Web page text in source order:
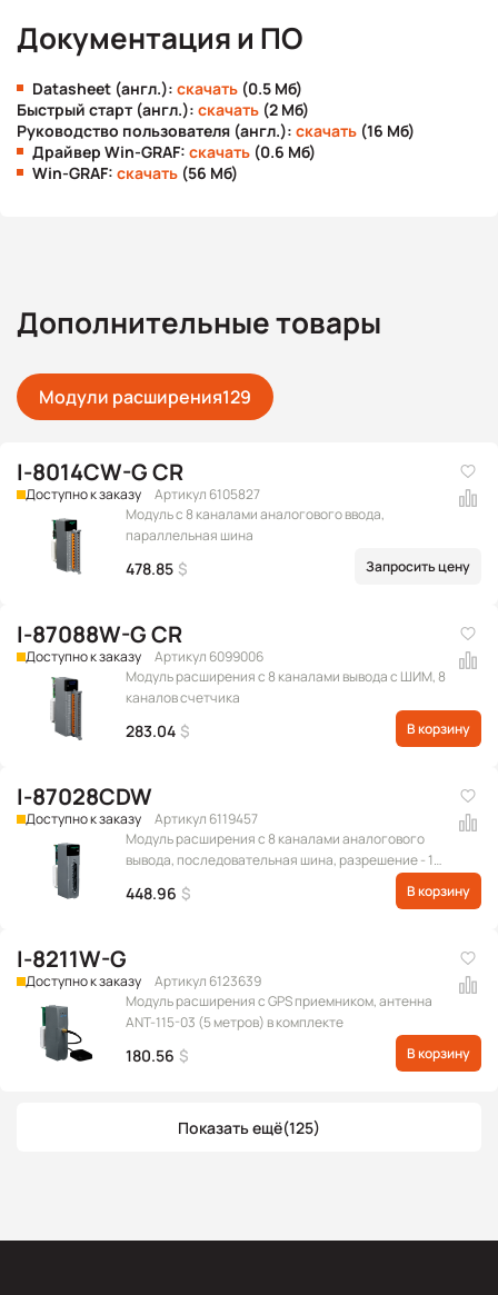
Документация и ПО
Datasheet (англ.): скачать (0.5 Мб)
Быстрый старт (англ.): скачать (2 Мб)
Руководство пользователя (англ.): скачать (16 Мб)
Драйвер Win-GRAF: скачать (0.6 Мб)
Win-GRAF: скачать (56 Мб)
Дополнительные товары
Модули расширения129
I-8014CW-G CR
Доступно к заказу
Артикул 6105827
Модуль с 8 каналами аналогового ввода,
параллельная шина
478.85 $ Запросить цену
I-87088W-G CR
Доступно к заказу
Артикул 6099006
Модуль расширения c 8 каналами вывода с ШИМ, 8
каналов счетчика
283.04 $ В корзину
I-87028CDW
Доступно к заказу
Артикул 6119457
Модуль расширения с 8 каналами аналогового
вывода, последовательная шина, разрешение - 12
бит, с межканальной изоляцией (Диапазон
выходных сигналов: 0 ~ +20 мА, +4 ~ +20 мА)
448.96 $ В корзину
I-8211W-G
Доступно к заказу
Артикул 6123639
Модуль расширения с GPS приемником, антенна
ANT-115-03 (5 метров) в комплекте
180.56 $ В корзину
Показать ещё(125)